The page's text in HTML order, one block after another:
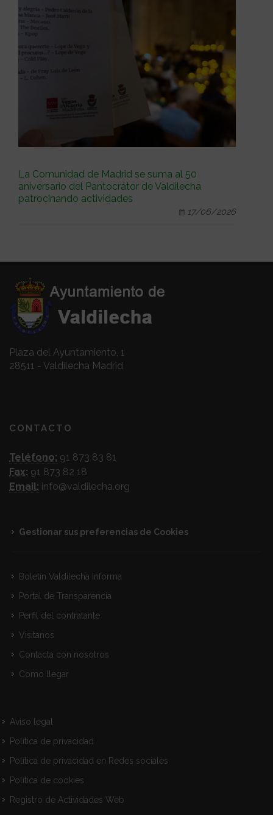
La Comunidad de Madrid se suma al 50
aniversario del Pantocrátor de Valdilecha
patrocinando actividades
17/06/2026
Plaza del Ayuntamiento, 1
28511 - Valdilecha Madrid
CONTACTO
Teléfono: 91 873 83 81
Fax: 91 873 82 18
Email: info@valdilecha.org
Gestionar sus preferencias de Cookies
Boletín Valdilecha Informa
Portal de Transparencia
Perfil del contratante
Visitanos
Contacta con nosotros
Como llegar
Aviso legal
Política de privacidad
Política de privacidad en Redes sociales
Política de cookies
Registro de Actividades Web